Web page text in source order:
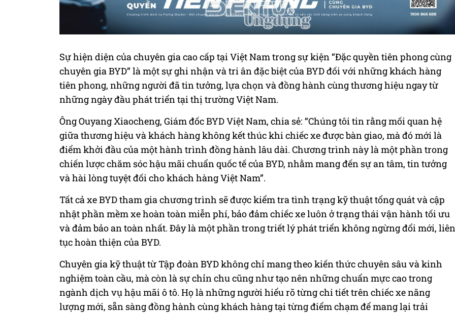
Sự hiện diện của chuyên gia cao cấp tại Việt Nam trong sự kiện “Đặc quyền tiên phong cùng
chuyên gia BYD” là một sự ghi nhận và tri ân đặc biệt của BYD đối với những khách hàng
tiên phong, những người đã tin tưởng, lựa chọn và đồng hành cùng thương hiệu ngay từ
những ngày đầu phát triển tại thị trường Việt Nam.
Ông Ouyang Xiaocheng, Giám đốc BYD Việt Nam, chia sẻ: “Chúng tôi tin rằng mối quan hệ
giữa thương hiệu và khách hàng không kết thúc khi chiếc xe được bàn giao, mà đó mới là
điểm khởi đầu của một hành trình đồng hành lâu dài. Chương trình này là một phần trong
chiến lược chăm sóc hậu mãi chuẩn quốc tế của BYD, nhằm mang đến sự an tâm, tin tưởng
và hài lòng tuyệt đối cho khách hàng Việt Nam”.
Tất cả xe BYD tham gia chương trình sẽ được kiểm tra tình trạng kỹ thuật tổng quát và cập
nhật phần mềm xe hoàn toàn miễn phí, bảo đảm chiếc xe luôn ở trạng thái vận hành tối ưu
và đảm bảo an toàn nhất. Đây là một phần trong triết lý phát triển không ngừng đổi mới, liên
tục hoàn thiện của BYD.
Chuyên gia kỹ thuật từ Tập đoàn BYD không chỉ mang theo kiến thức chuyên sâu và kinh
nghiệm toàn cầu, mà còn là sự chỉn chu cũng như tạo nên những chuẩn mực cao trong
ngành dịch vụ hậu mãi ô tô. Họ là những người hiểu rõ từng chi tiết trên chiếc xe năng
lượng mới, sẵn sàng đồng hành cùng khách hàng tại từng điểm chạm để mang lại trải